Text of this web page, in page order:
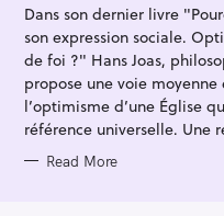
O
I
E
S
Dans son dernier livre
son expression sociale.
de foi ?" Hans Joas,
propose une voie
l’optimisme d’une Église
référence universelle. Une
Read More